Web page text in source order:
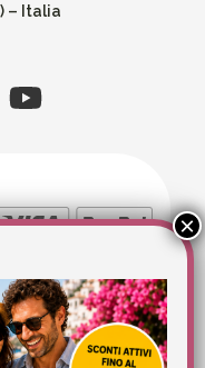
– Italia
Reserved